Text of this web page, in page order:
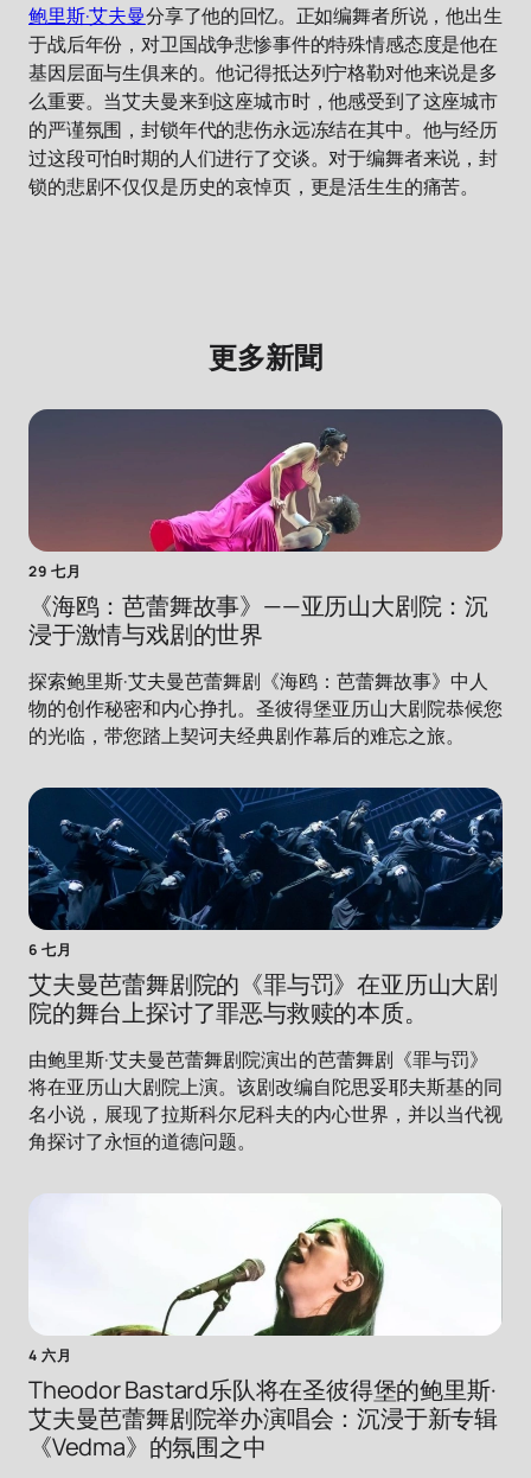
鲍里斯·艾夫曼分享了他的回忆。正如编舞者所说，他出生
于战后年份，对卫国战争悲惨事件的特殊情感态度是他在
基因层面与生俱来的。他记得抵达列宁格勒对他来说是多
么重要。当艾夫曼来到这座城市时，他感受到了这座城市
的严谨氛围，封锁年代的悲伤永远冻结在其中。他与经历
过这段可怕时期的人们进行了交谈。对于编舞者来说，封
锁的悲剧不仅仅是历史的哀悼页，更是活生生的痛苦。
更多新聞
29 七月
《海鸥：芭蕾舞故事》——亚历山大剧院：沉
浸于激情与戏剧的世界
探索鲍里斯·艾夫曼芭蕾舞剧《海鸥：芭蕾舞故事》中人
物的创作秘密和内心挣扎。圣彼得堡亚历山大剧院恭候您
的光临，带您踏上契诃夫经典剧作幕后的难忘之旅。
6 七月
艾夫曼芭蕾舞剧院的《罪与罚》在亚历山大剧
院的舞台上探讨了罪恶与救赎的本质。
由鲍里斯·艾夫曼芭蕾舞剧院演出的芭蕾舞剧《罪与罚》
将在亚历山大剧院上演。该剧改编自陀思妥耶夫斯基的同
名小说，展现了拉斯科尔尼科夫的内心世界，并以当代视
角探讨了永恒的道德问题。
4 六月
Theodor Bastard乐队将在圣彼得堡的鲍里斯·
艾夫曼芭蕾舞剧院举办演唱会：沉浸于新专辑
《Vedma》的氛围之中